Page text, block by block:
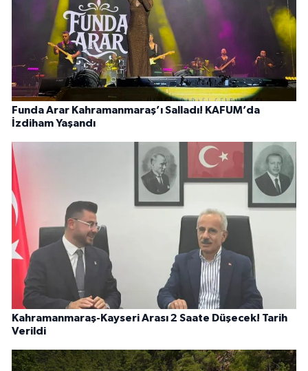
Funda Arar Kahramanmaraş’ı Salladı! KAFUM’da
İzdiham Yaşandı
Kahramanmaraş-Kayseri Arası 2 Saate Düşecek! Tarih
Verildi